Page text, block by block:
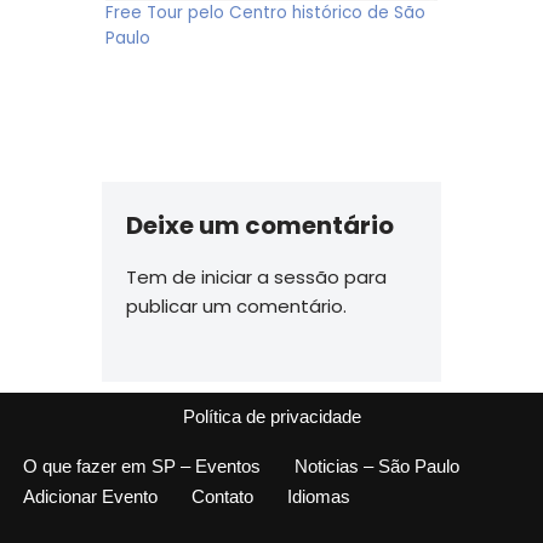
Free Tour pelo Centro histórico de São
Paulo
Deixe um comentário
Tem de iniciar a sessão para
publicar um comentário.
Política de privacidade
O que fazer em SP – Eventos
Noticias – São Paulo
Adicionar Evento
Contato Idiomas